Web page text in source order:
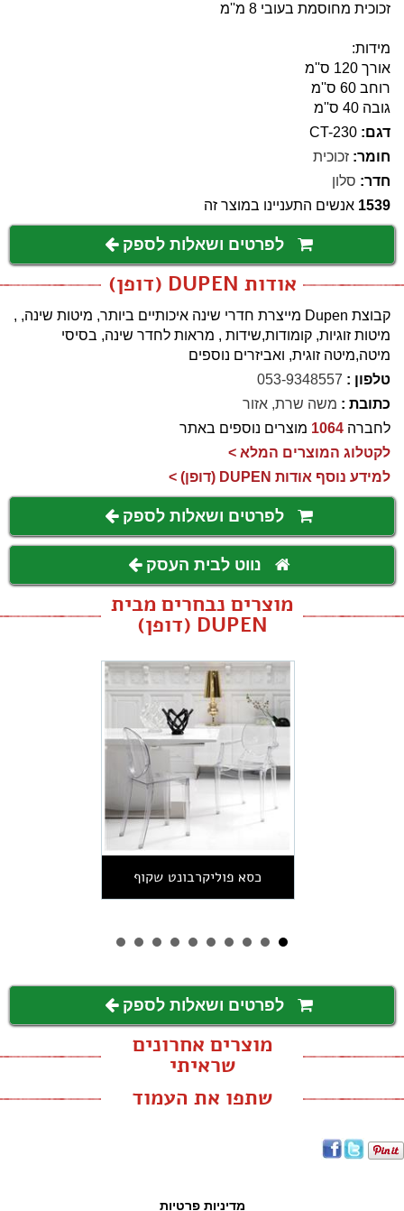
זכוכית מחוסמת בעובי 8 מ''מ
מידות:
אורך 120 ס''מ
רוחב 60 ס''מ
גובה 40 ס''מ
דגם: CT-230
חומר: זכוכית
חדר: סלון
1539 אנשים התעניינו במוצר זה
לפרטים ושאלות לספק
אודות DUPEN (דופן)
קבוצת Dupen מייצרת חדרי שינה איכותיים ביותר, מיטות שינה, ,
מיטות זוגיות, קומודות,שידות , מראות לחדר שינה, בסיסי
מיטה,מיטה זוגית, ואביזרים נוספים
טלפון : 053-9348557
כתובת : משה שרת, אזור
לחברה 1064 מוצרים נוספים באתר
לקטלוג המוצרים המלא >
למידע נוסף אודות DUPEN (דופן) >
לפרטים ושאלות לספק
נווט לבית העסק
מוצרים נבחרים מבית
DUPEN (דופן)
כסא פוליקרבונט שקוף
לפרטים ושאלות לספק
מוצרים אחרונים
שראיתי
שתפו את העמוד
מדיניות פרטיות